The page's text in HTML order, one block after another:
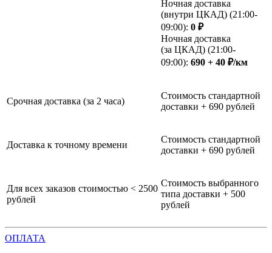
Ночная доставка
(внутри ЦКАД) (21:00-
09:00): 0 ₽
Ночная доставка
(за ЦКАД) (21:00-
09:00): 690 + 40 ₽/км
Срочная доставка (за 2 часа)
Стоимость стандартной
доставки + 690 рублей
Доставка к точному времени
Стоимость стандартной
доставки + 690 рублей
Для всех заказов стоимостью < 2500
рублей
Стоимость выбранного
типа доставки + 500
рублей
ОПЛАТА